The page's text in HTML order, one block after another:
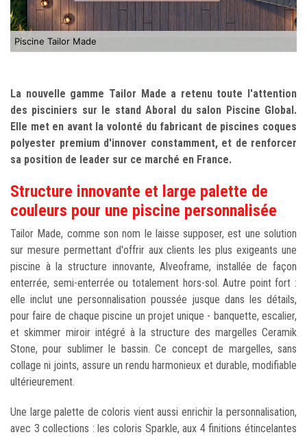
Piscine Tailor Made
La nouvelle gamme Tailor Made a retenu toute l'attention
des pisciniers sur le stand Aboral du salon Piscine Global.
Elle met en avant la volonté du fabricant de piscines coques
polyester premium d'innover constamment, et de renforcer
sa position de leader sur ce marché en France.
Structure innovante et large palette de
couleurs pour une piscine personnalisée
Tailor Made, comme son nom le laisse supposer, est une solution
sur mesure permettant d'offrir aux clients les plus exigeants une
piscine à la structure innovante, Alveoframe, installée de façon
enterrée, semi-enterrée ou totalement hors-sol. Autre point fort :
elle inclut une personnalisation poussée jusque dans les détails,
pour faire de chaque piscine un projet unique - banquette, escalier,
et skimmer miroir intégré à la structure des margelles Ceramik
Stone, pour sublimer le bassin. Ce concept de margelles, sans
collage ni joints, assure un rendu harmonieux et durable, modifiable
ultérieurement.
Une large palette de coloris vient aussi enrichir la personnalisation,
avec 3 collections : les coloris Sparkle, aux 4 finitions étincelantes